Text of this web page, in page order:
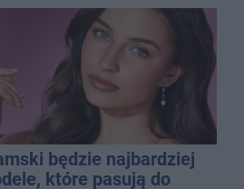
będzie najbardziej
które pasują do